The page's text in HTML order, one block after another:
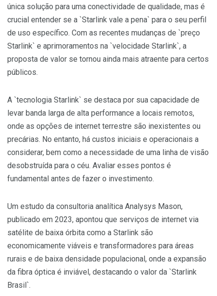
única solução para uma conectividade de qualidade, mas é
crucial entender se a `Starlink vale a pena` para o seu perfil
de uso específico. Com as recentes mudanças de `preço
Starlink` e aprimoramentos na `velocidade Starlink`, a
proposta de valor se tornou ainda mais atraente para certos
públicos.
A `tecnologia Starlink` se destaca por sua capacidade de
levar banda larga de alta performance a locais remotos,
onde as opções de internet terrestre são inexistentes ou
precárias. No entanto, há custos iniciais e operacionais a
considerar, bem como a necessidade de uma linha de visão
desobstruída para o céu. Avaliar esses pontos é
fundamental antes de fazer o investimento.
Um estudo da consultoria analítica Analysys Mason,
publicado em 2023, apontou que serviços de internet via
satélite de baixa órbita como a Starlink são
economicamente viáveis e transformadores para áreas
rurais e de baixa densidade populacional, onde a expansão
da fibra óptica é inviável, destacando o valor da `Starlink
Brasil`.